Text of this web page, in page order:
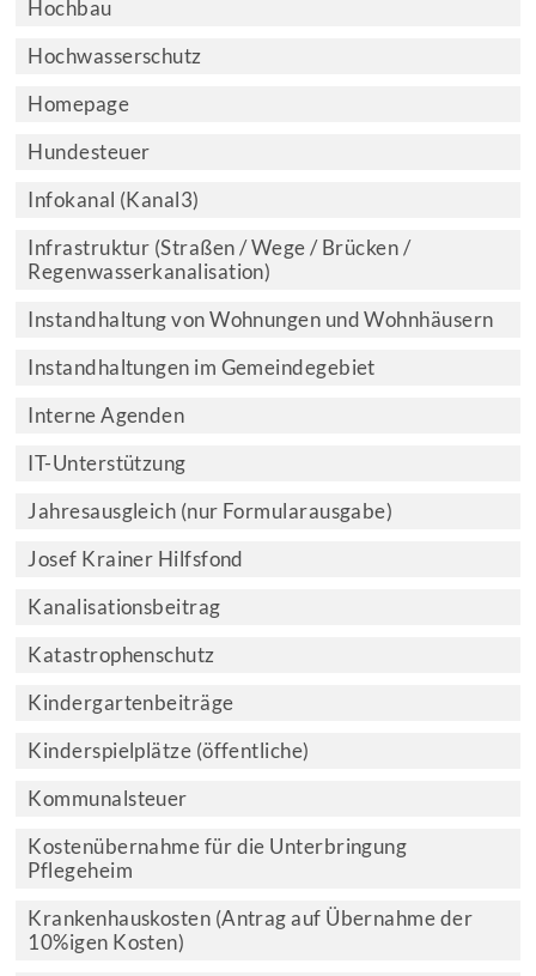
Hochbau
Hochwasserschutz
Homepage
Hundesteuer
Infokanal (Kanal3)
Infrastruktur (Straßen / Wege / Brücken /
Regenwasserkanalisation)
Instandhaltung von Wohnungen und Wohnhäusern
Instandhaltungen im Gemeindegebiet
Interne Agenden
IT-Unterstützung
Jahresausgleich (nur Formularausgabe)
Josef Krainer Hilfsfond
Kanalisationsbeitrag
Katastrophenschutz
Kindergartenbeiträge
Kinderspielplätze (öffentliche)
Kommunalsteuer
Kostenübernahme für die Unterbringung
Pflegeheim
Krankenhauskosten (Antrag auf Übernahme der
10%igen Kosten)